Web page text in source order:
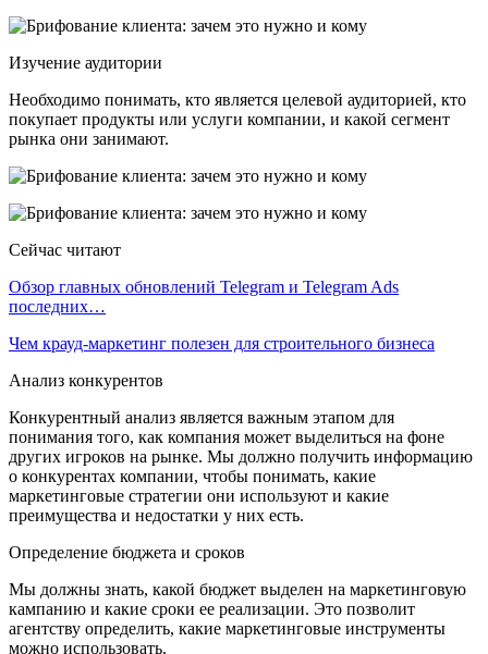
Изучение аудитории
Необходимо понимать, кто является целевой аудиторией, кто
покупает продукты или услуги компании, и какой сегмент
рынка они занимают.
Сейчас читают
Обзор главных обновлений Telegram и Telegram Ads
последних…
Чем крауд-маркетинг полезен для строительного бизнеса
Анализ конкурентов
Конкурентный анализ является важным этапом для
понимания того, как компания может выделиться на фоне
других игроков на рынке. Мы должно получить информацию
о конкурентах компании, чтобы понимать, какие
маркетинговые стратегии они используют и какие
преимущества и недостатки у них есть.
Определение бюджета и сроков
Мы должны знать, какой бюджет выделен на маркетинговую
кампанию и какие сроки ее реализации. Это позволит
агентству определить, какие маркетинговые инструменты
можно использовать.